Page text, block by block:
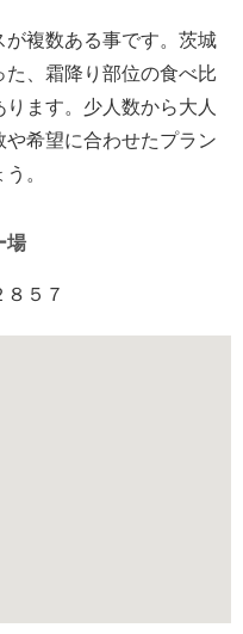
複数ある事です。茨城
、霜降り部位の食べ比
ます。少人数から大人
希望に合わせたプラン
。
場
５７